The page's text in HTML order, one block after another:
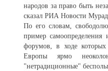
народов за право быть
сказал РИА Новости
По его словам,
пример
форумов, в ходе
Европы ярмо
"нетрадиционные"